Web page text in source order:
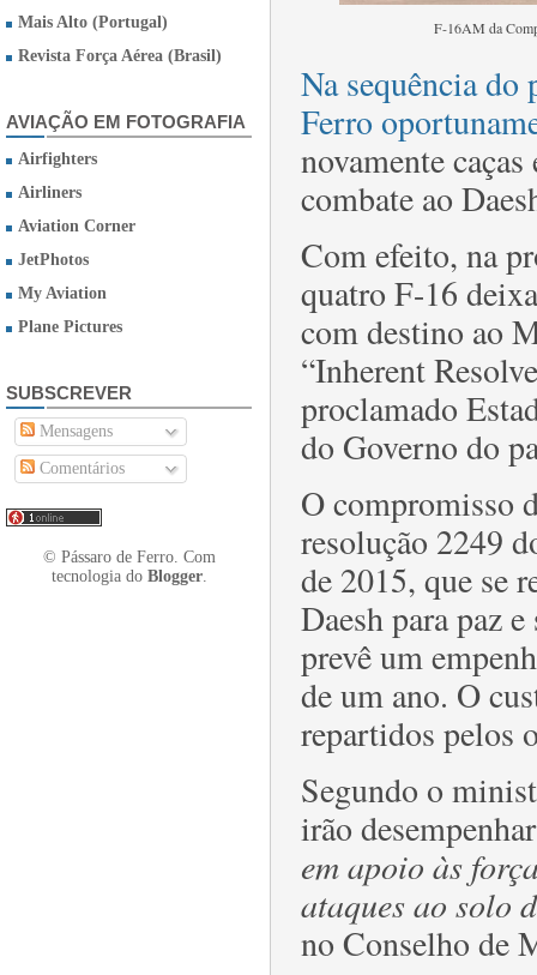
Mais Alto (Portugal)
Revista Força Aérea (Brasil)
AVIAÇÃO EM FOTOGRAFIA
Airfighters
Airliners
Aviation Corner
JetPhotos
My Aviation
Plane Pictures
SUBSCREVER
Mensagens
Comentários
© Pássaro de Ferro. Com
tecnologia do Blogger.
F-16AM da
Na sequência do
Ferro
novamente
combate ao
Com efeito, na
quatro F-16
com destino ao
“Inherent
proclamado
do Governo do
O compromisso
resolução 2249
de 2015, que se
Daesh para paz
prevê um
de um ano. O
repartidos pelos
Segundo o
irão
em apoio às
ataques ao solo
no Conselho de